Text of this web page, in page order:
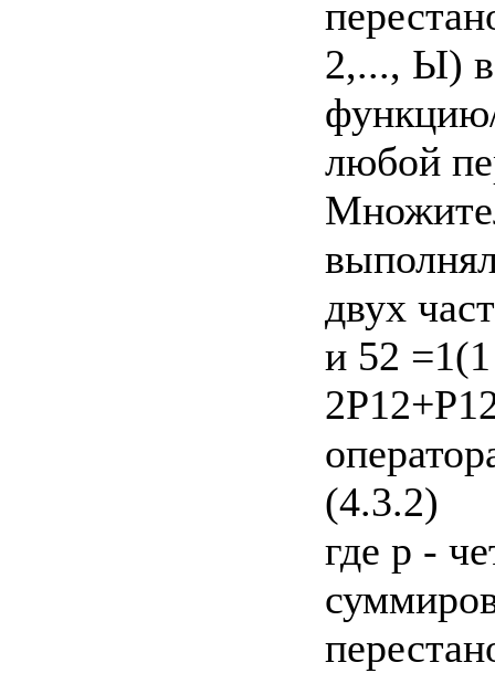
2,..., Ы)
любой
двух
и 52
(4.3.2)
где р -